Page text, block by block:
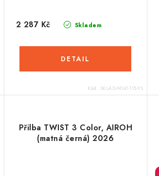
Skladem
2 287 Kč
Kód: SKLAD-M141-115-YS
Přilba TWIST 3 Color, AIROH
(matná černá) 2026